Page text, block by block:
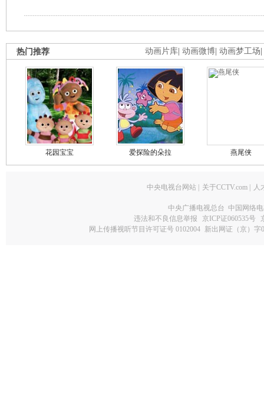
动画片库 动画微博 动画梦工场
热门推荐
花园宝宝 爱探险的朵拉 燕尾侠
中央电视台网站 关于CCTV.com 人
中央广播电视总台 中国网络
违法和不良信息举报
京ICP证060535号
网上传播视听节目许可证号 0102004 新出网证（京）